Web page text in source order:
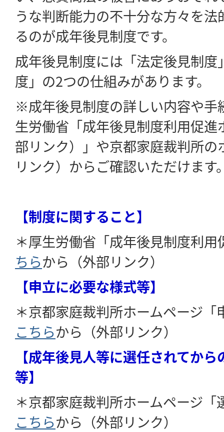
うな判断能力の不十分な方々を
るのが成年後見制度です。
成年後見制度には「法定後見制
度」の2つの仕組みがあります。
※成年後見制度の詳しい内容や手
生労働省「成年後見制度利用促
部リンク）」や京都家庭裁判所の
リンク）からご確認いただけます
【制度に関すること】
＊厚生労働省「成年後見制度利
ちらから（外部リンク）
【申立に必要な様式等】
＊京都家庭裁判所ホームページ
こちらから（外部リンク）
【成年後見人等に選任されてか
等】
＊京都家庭裁判所ホームページ
こちらから（外部リンク）